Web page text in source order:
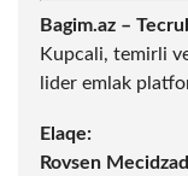
Bagim.az –
Kupcali, temirli
lider emlak
Elaqe:
Rovsen